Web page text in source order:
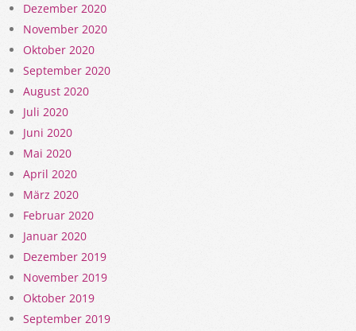
Dezember 2020
November 2020
Oktober 2020
September 2020
August 2020
Juli 2020
Juni 2020
Mai 2020
April 2020
März 2020
Februar 2020
Januar 2020
Dezember 2019
November 2019
Oktober 2019
September 2019